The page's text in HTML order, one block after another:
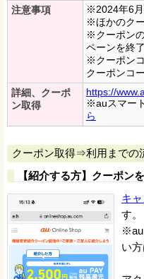
注意事項
※2024年6月
※ほかのク
※クーポン
ペーンを終
※クーポン
クーポンコ
詳細、クーポ
ン取得
https://
※auスマー
ら
クーポン取得⇒利用までの
【紹介する方】クーポン
キ
す。
※au
い